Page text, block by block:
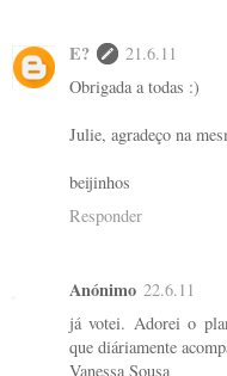
E?
21.6.11
Obrigada a todas :)
Julie, agradeço na
beijinhos
Responder
Anónimo 22.6.11
já votei. Adorei o
que diáriamente
Vanessa Sousa